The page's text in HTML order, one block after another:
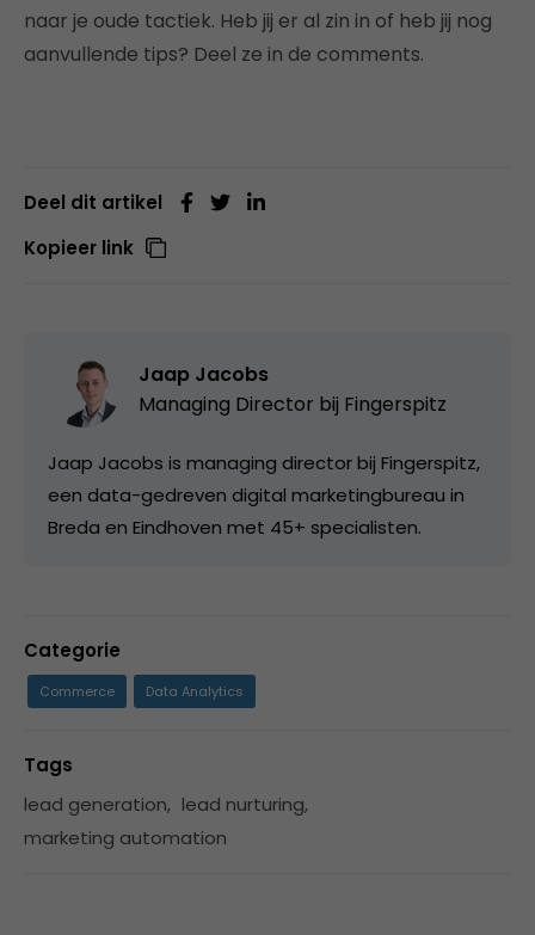
naar je oude tactiek. Heb jij er al zin in of heb jij nog
aanvullende tips? Deel ze in de comments.
Deel dit artikel
Kopieer link
Jaap Jacobs
Managing Director bij Fingerspitz
Jaap Jacobs is managing director bij Fingerspitz,
een data-gedreven digital marketingbureau in
Breda en Eindhoven met 45+ specialisten.
Categorie
Commerce Data Analytics
Tags
lead generation, lead nurturing,
marketing automation